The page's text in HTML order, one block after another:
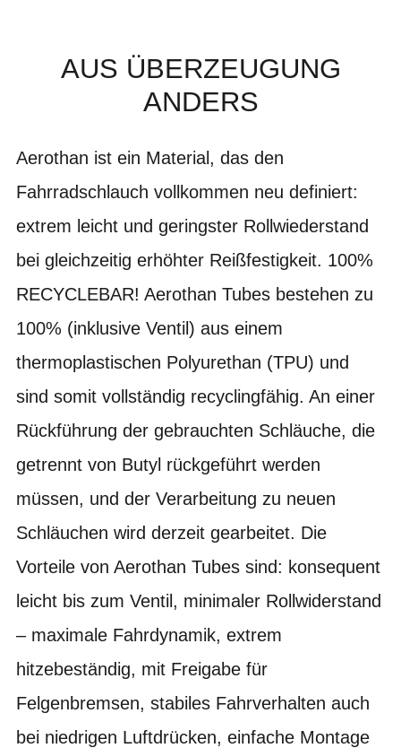
AUS ÜBERZEUGUNG
ANDERS
Aerothan ist ein Material, das den
Fahrradschlauch vollkommen neu definiert:
extrem leicht und geringster Rollwiederstand
bei gleichzeitig erhöhter Reißfestigkeit. 100%
RECYCLEBAR! Aerothan Tubes bestehen zu
100% (inklusive Ventil) aus einem
thermoplastischen Polyurethan (TPU) und
sind somit vollständig recyclingfähig. An einer
Rückführung der gebrauchten Schläuche, die
getrennt von Butyl rückgeführt werden
müssen, und der Verarbeitung zu neuen
Schläuchen wird derzeit gearbeitet. Die
Vorteile von Aerothan Tubes sind: konsequent
leicht bis zum Ventil, minimaler Rollwiderstand
– maximale Fahrdynamik, extrem
hitzebeständig, mit Freigabe für
Felgenbremsen, stabiles Fahrverhalten auch
bei niedrigen Luftdrücken, einfache Montage